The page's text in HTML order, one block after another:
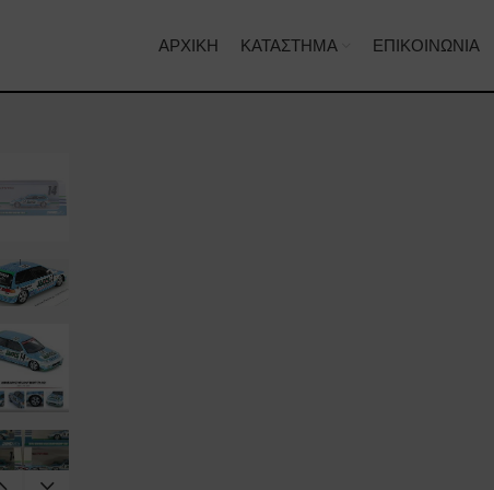
ΑΡΧΙΚΉ ΚΑΤΆΣΤΗΜΑ ΕΠΙΚΟΙΝΩΝΊΑ